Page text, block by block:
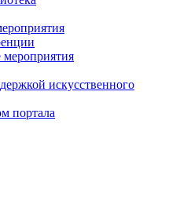
искусственного
портала